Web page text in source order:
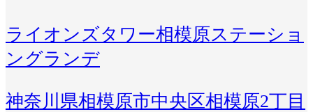
ライオンズタワー相模原ステーショ
ングランデ
神奈川県相模原市中央区相模原2丁目